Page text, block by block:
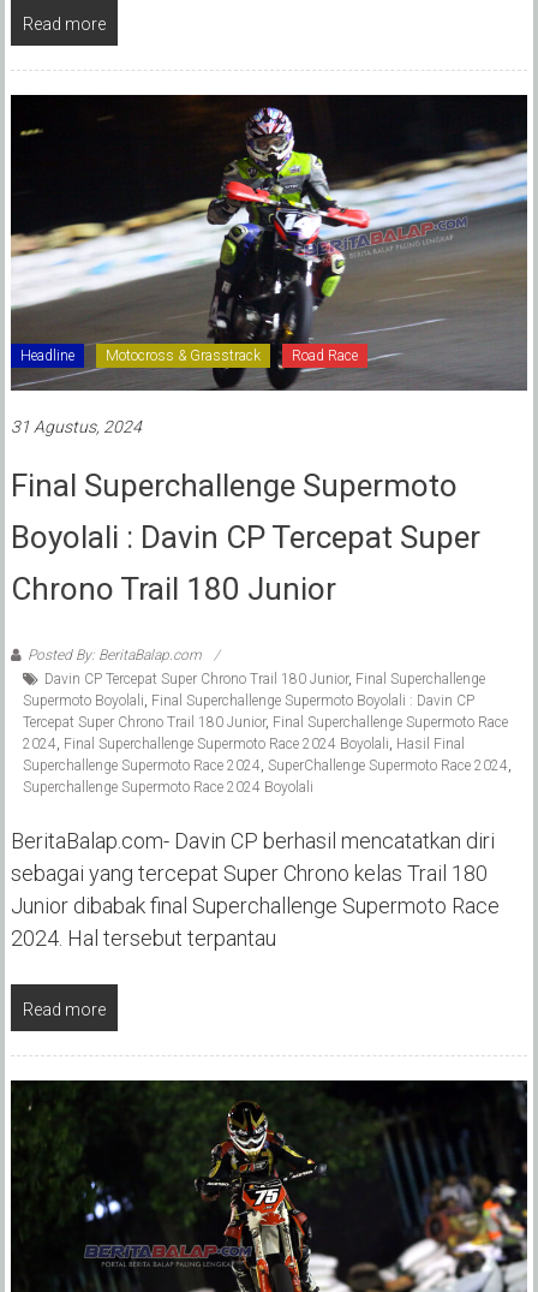
Read more
Headline Motocross & Grasstrack Road Race
31 Agustus, 2024
Final Superchallenge Supermoto
Boyolali : Davin CP Tercepat Super
Chrono Trail 180 Junior
Posted By: BeritaBalap.com
Davin CP Tercepat Super Chrono Trail 180 Junior, Final Superchallenge
Supermoto Boyolali Final Superchallenge Supermoto Boyolali : Davin CP
Tercepat Super Chrono Trail 180 Junior, Final Superchallenge Supermoto Race
2024 Final Superchallenge Supermoto Race 2024 Boyolali Hasil Final
Superchallenge Supermoto Race 2024 SuperChallenge Supermoto Race 2024
Superchallenge Supermoto Race 2024 Boyolali
BeritaBalap.com- Davin CP berhasil mencatatkan diri
sebagai yang tercepat Super Chrono kelas Trail 180
Junior dibabak final Superchallenge Supermoto Race
2024. Hal tersebut terpantau
Read more